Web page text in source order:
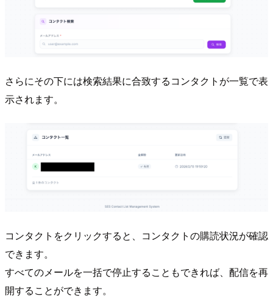
さらにその下には検索結果に合致するコンタクトが一覧で表
示されます。
コンタクトをクリックすると、コンタクトの購読状況が確認
できます。
すべてのメールを一括で停止することもできれば、配信を再
開することができます。